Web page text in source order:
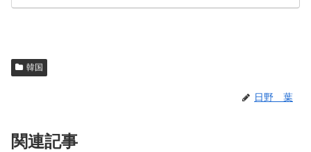
韓国
日野 葉
関連記事